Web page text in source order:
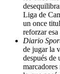
Liga de
un once
reforzar
Diario
de jugar la
después de